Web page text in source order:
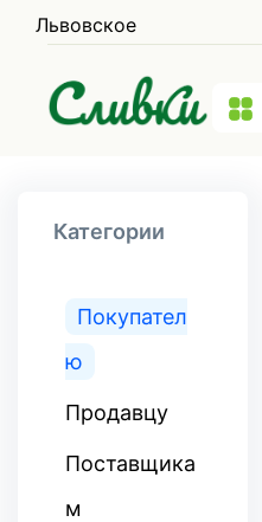
Львовское
Категории
Покупател
ю
Продавцу
Поставщика
м